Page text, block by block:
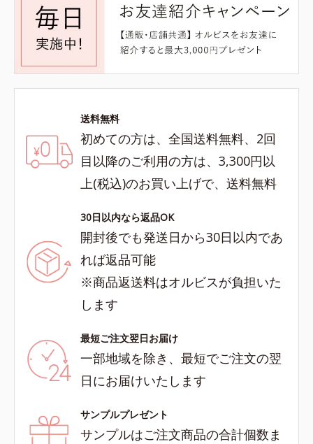
送料無料
初めての方は、全国送料無料、2回
目以降のご利用の方は、3,300円以
上(税込)のお買い上げで、送料無料
30日以内なら返品OK
開封後でも発送日から30日以内であ
れば返品可能
※商品返送料はオルビスが負担いた
します
最短ご注文翌日お届け
一部地域を除き、最短でご注文の翌
日にお届けいたします
サンプルプレゼント
サンプルはご注文商品の合計個数ま